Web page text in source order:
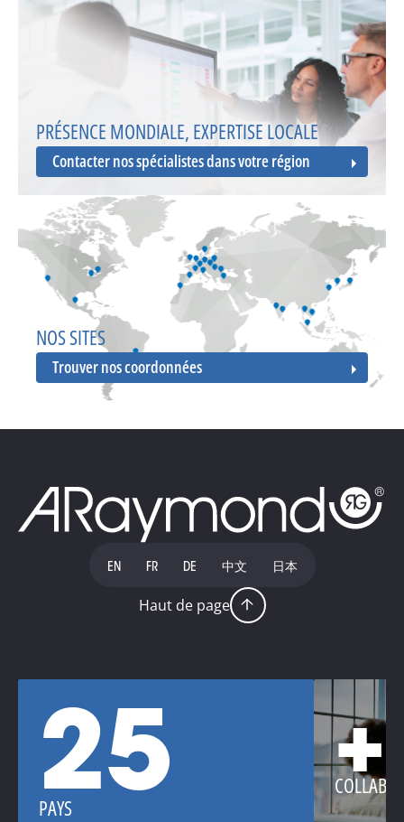
PRÉSENCE MONDIALE, EXPERTISE LOCALE
Contacter nos spécialistes dans votre région
NOS SITES
Trouver nos coordonnées
EN FR DE 中文 日本
Haut de page
25
PAYS